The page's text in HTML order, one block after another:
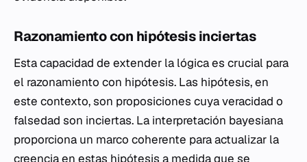
Razonamiento con hipótesis inciertas
Esta capacidad de extender la lógica es crucial para
el razonamiento con hipótesis. Las hipótesis, en
este contexto, son proposiciones cuya veracidad o
falsedad son inciertas. La interpretación bayesiana
proporciona un marco coherente para actualizar la
creencia en estas hipótesis a medida que se